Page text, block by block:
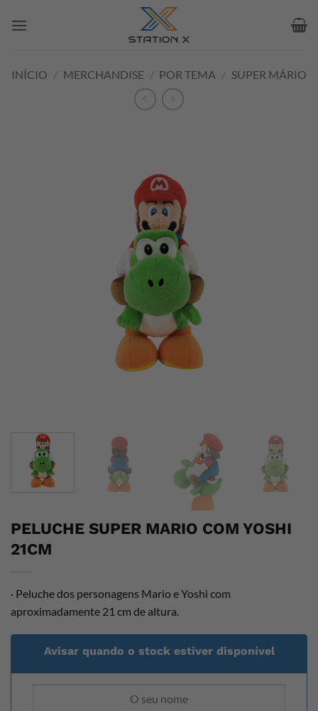
INÍCIO / MERCHANDISE / POR TEMA / SUPER MÁRIO
PELUCHE SUPER MARIO COM YOSHI
21CM
· Peluche dos personagens Mario e Yoshi com
aproximadamente 21 cm de altura.
Avisar quando o stock estiver disponível